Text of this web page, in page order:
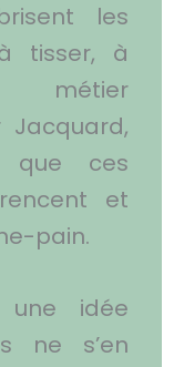
les
tisser, à
que ces
et
pain.
une idée
ne s’en